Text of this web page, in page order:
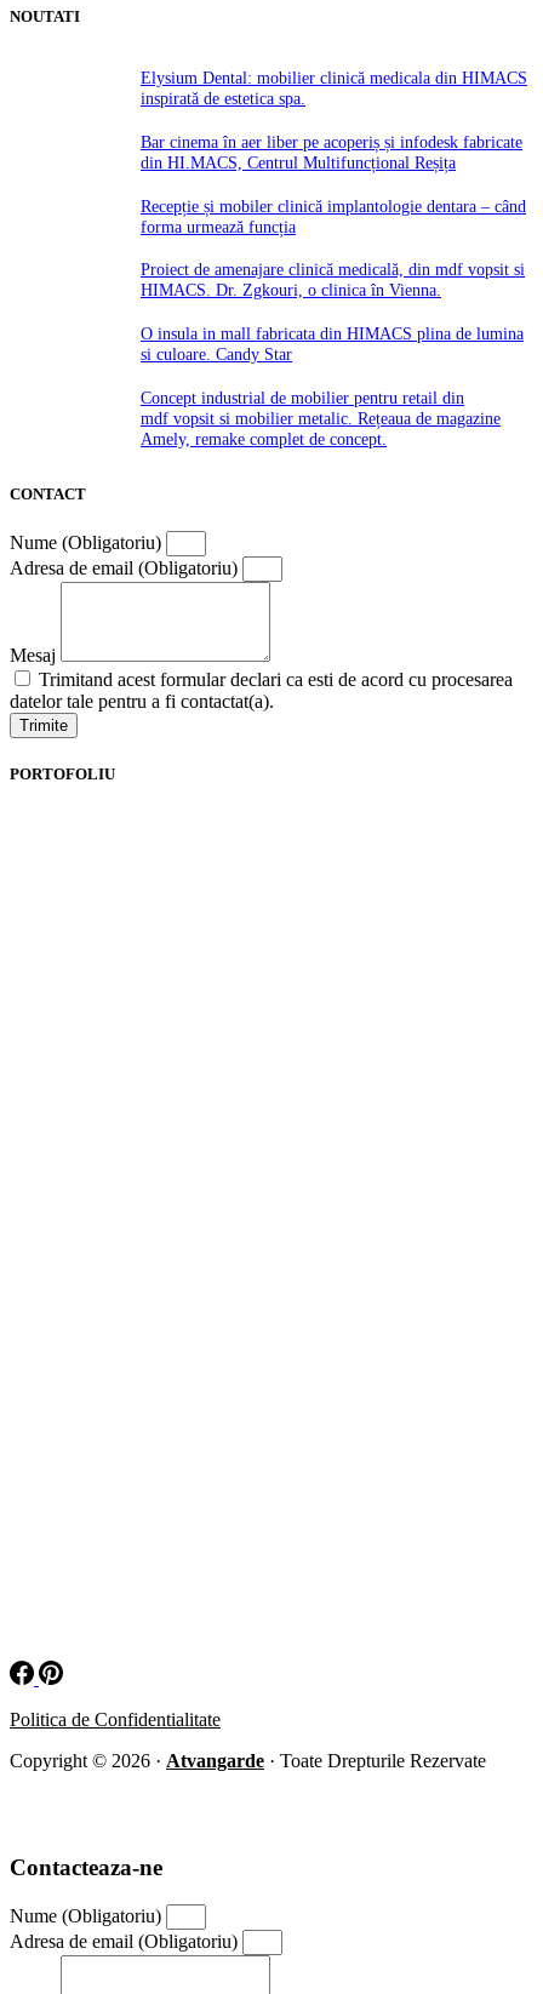
NOUTATI
Elysium Dental: mobilier clinică medicala din HIMACS
inspirată de estetica spa.
Bar cinema în aer liber pe acoperiș și infodesk fabricate
din HI.MACS, Centrul Multifuncțional Reșița
Recepție și mobiler clinică implantologie dentara – când
forma urmează funcția
Proiect de amenajare clinică medicală, din mdf vopsit si
HIMACS. Dr. Zgkouri, o clinica în Vienna.
O insula in mall fabricata din HIMACS plina de lumina
si culoare. Candy Star
Concept industrial de mobilier pentru retail din
mdf vopsit si mobilier metalic. Rețeaua de magazine
Amely, remake complet de concept.
CONTACT
Nume (Obligatoriu)
Adresa de email (Obligatoriu)
Mesaj
Trimitand acest formular declari ca esti de acord cu procesarea
datelor tale pentru a fi contactat(a).
Trimite
PORTOFOLIU
Politica de Confidentialitate
Copyright © 2026 · Atvangarde · Toate Drepturile Rezervate
Contacteaza-ne
Nume (Obligatoriu)
Adresa de email (Obligatoriu)